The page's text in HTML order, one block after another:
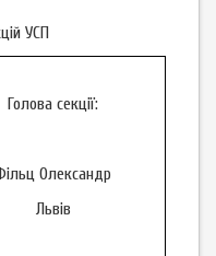
УСП
Голова секції:
Олександр
Львів